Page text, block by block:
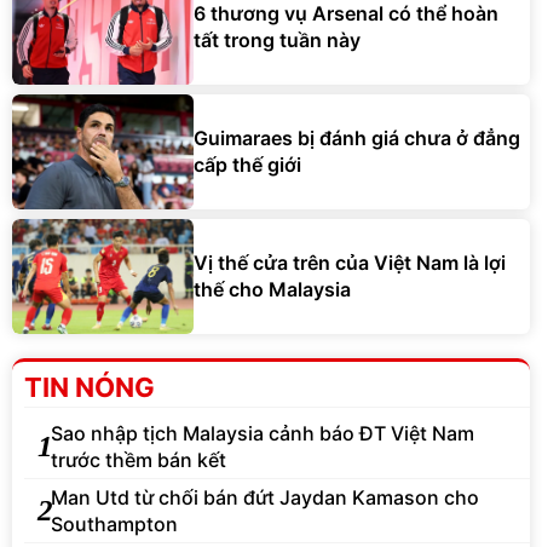
6 thương vụ Arsenal có thể hoàn
tất trong tuần này
Guimaraes bị đánh giá chưa ở đẳng
cấp thế giới
Vị thế cửa trên của Việt Nam là lợi
thế cho Malaysia
TIN NÓNG
1Sao nhập tịch Malaysia cảnh báo ĐT Việt Nam
trước thềm bán kết
2Man Utd từ chối bán đứt Jaydan Kamason cho
Southampton